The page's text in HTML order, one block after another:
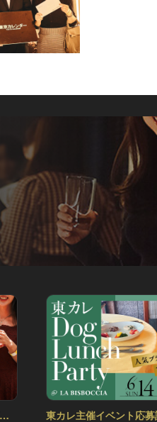
東カレ主催イベント応